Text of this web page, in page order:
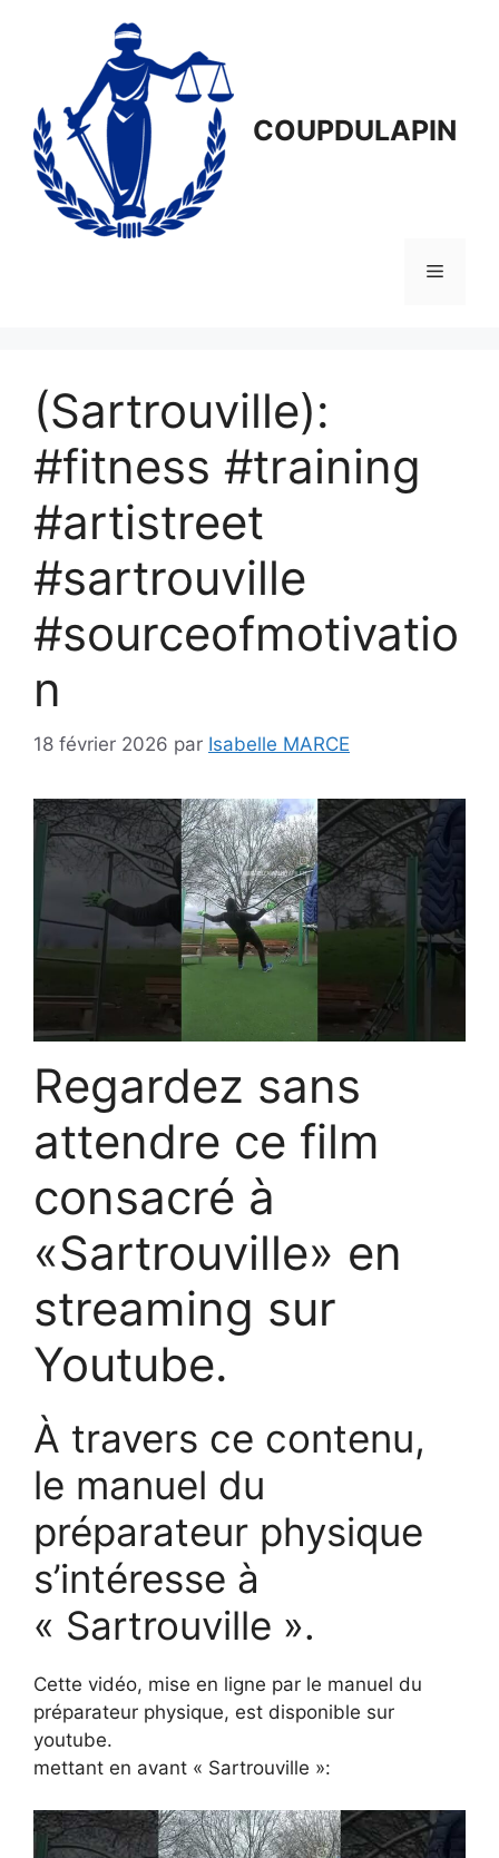
COUPDULAPIN
Menu
(Sartrouville):
#fitness #training
#artistreet
#sartrouville
#sourceofmotivatio
n
18 février 2026 par Isabelle MARCE
Regardez sans
attendre ce film
consacré à
«Sartrouville» en
streaming sur
Youtube.
À travers ce contenu,
le manuel du
préparateur physique
s’intéresse à
« Sartrouville ».
Cette vidéo, mise en ligne par le manuel du
préparateur physique, est disponible sur
youtube.
mettant en avant « Sartrouville »: